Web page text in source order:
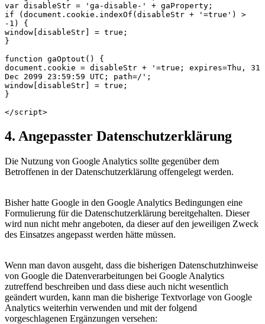
var disableStr = 'ga-disable-' + gaProperty;
if (document.cookie.indexOf(disableStr + '=true') >
-1) {
window[disableStr] = true;
}
function gaOptout() {
document.cookie = disableStr + '=true; expires=Thu, 31
Dec 2099 23:59:59 UTC; path=/';
window[disableStr] = true;
}
</script>
4. Angepasster Datenschutzerklärung
Die Nutzung von Google Analytics sollte gegenüber dem
Betroffenen in der Datenschutzerklärung offengelegt werden.
Bisher hatte Google in den Google Analytics Bedingungen eine
Formulierung für die Datenschutzerklärung bereitgehalten. Dieser
wird nun nicht mehr angeboten, da dieser auf den jeweiligen Zweck
des Einsatzes angepasst werden hätte müssen.
Wenn man davon ausgeht, dass die bisherigen Datenschutzhinweise
von Google die Datenverarbeitungen bei Google Analytics
zutreffend beschreiben und dass diese auch nicht wesentlich
geändert wurden, kann man die bisherige Textvorlage von Google
Analytics weiterhin verwenden und mit der folgend
vorgeschlagenen Ergänzungen versehen: